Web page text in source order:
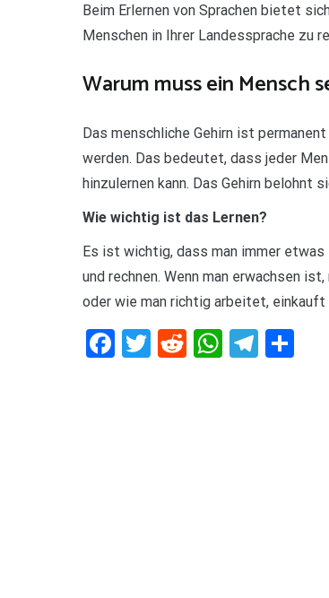
Beim Erlernen von Sprachen bietet
Menschen in Ihrer Landessprache zu
Warum muss ein Mensch
Das menschliche Gehirn ist
werden. Das bedeutet, dass jeder
hinzulernen kann. Das Gehirn
Wie wichtig ist das Lernen?
Es ist wichtig, dass man immer etwas
und rechnen. Wenn man erwachsen
oder wie man richtig arbeitet, einkauft
Facebook
Twitter
Reddit